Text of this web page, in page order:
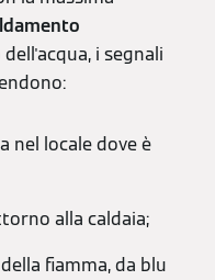
i segnali
nel locale dove è
alla caldaia;
fiamma, da blu